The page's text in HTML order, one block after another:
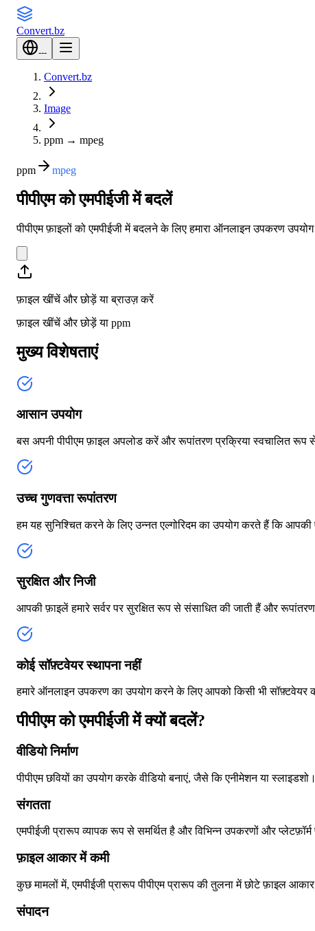
Convert.bz
---
Convert.bz
Image
ppm → mpeg
ppm mpeg
पीपीएम को एमपीईजी में बदलें
पीपीएम फ़ाइलों को एमपीईजी में बदलने के लिए हमारा ऑनलाइन उपकरण
फ़ाइल खींचें और छोड़ें या ब्राउज़ करें
फ़ाइल खींचें और छोड़ें या ppm
मुख्य विशेषताएं
आसान उपयोग
बस अपनी पीपीएम फ़ाइल अपलोड करें और रूपांतरण प्रक्रिया स्वचालित रूप
उच्च गुणवत्ता रूपांतरण
हम यह सुनिश्चित करने के लिए उन्नत एल्गोरिदम का उपयोग करते हैं कि आपकी
सुरक्षित और निजी
आपकी फ़ाइलें हमारे सर्वर पर सुरक्षित रूप से संसाधित की जाती हैं और
कोई सॉफ़्टवेयर स्थापना नहीं
हमारे ऑनलाइन उपकरण का उपयोग करने के लिए आपको किसी भी
पीपीएम को एमपीईजी में क्यों बदलें?
वीडियो निर्माण
पीपीएम छवियों का उपयोग करके वीडियो बनाएं, जैसे कि एनीमेशन या स्लाइडशो।
संगतता
एमपीईजी प्रारूप व्यापक रूप से समर्थित है और विभिन्न उपकरणों और
फ़ाइल आकार में कमी
कुछ मामलों में, एमपीईजी प्रारूप पीपीएम प्रारूप की तुलना में छोटे फ़ाइल
संपादन